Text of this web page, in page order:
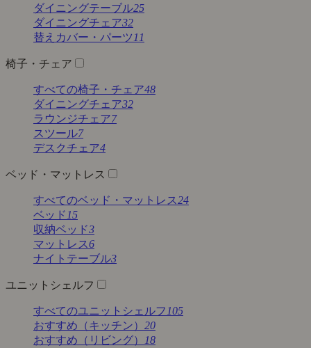
ダイニングテーブル25
ダイニングチェア32
替えカバー・パーツ 11
椅子・チェア
すべての椅子・チェア48
ダイニングチェア32
ラウンジチェア7
スツール7
デスクチェア4
ベッド・マットレス
すべてのベッド・マットレス24
ベッド 15
収納ベッド3
マットレス6
ナイトテーブル3
ユニットシェルフ
すべてのユニットシェルフ 105
おすすめ（キッチン） 20
おすすめ（リビング）
18